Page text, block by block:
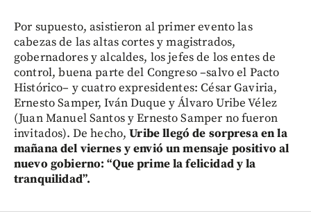
Por supuesto, asistieron al primer evento las
cabezas de las altas cortes y magistrados,
gobernadores y alcaldes, los jefes de los entes de
control, buena parte del Congreso –salvo el Pacto
Histórico– y cuatro expresidentes: César Gaviria,
Ernesto Samper, Iván Duque y Álvaro Uribe Vélez
(Juan Manuel Santos y Ernesto Samper no fueron
invitados). De hecho,Uribe llegó de sorpresa en la
mañana del viernes y envió un mensaje positivo al
nuevo gobierno: “Que prime la felicidad y la
tranquilidad”.